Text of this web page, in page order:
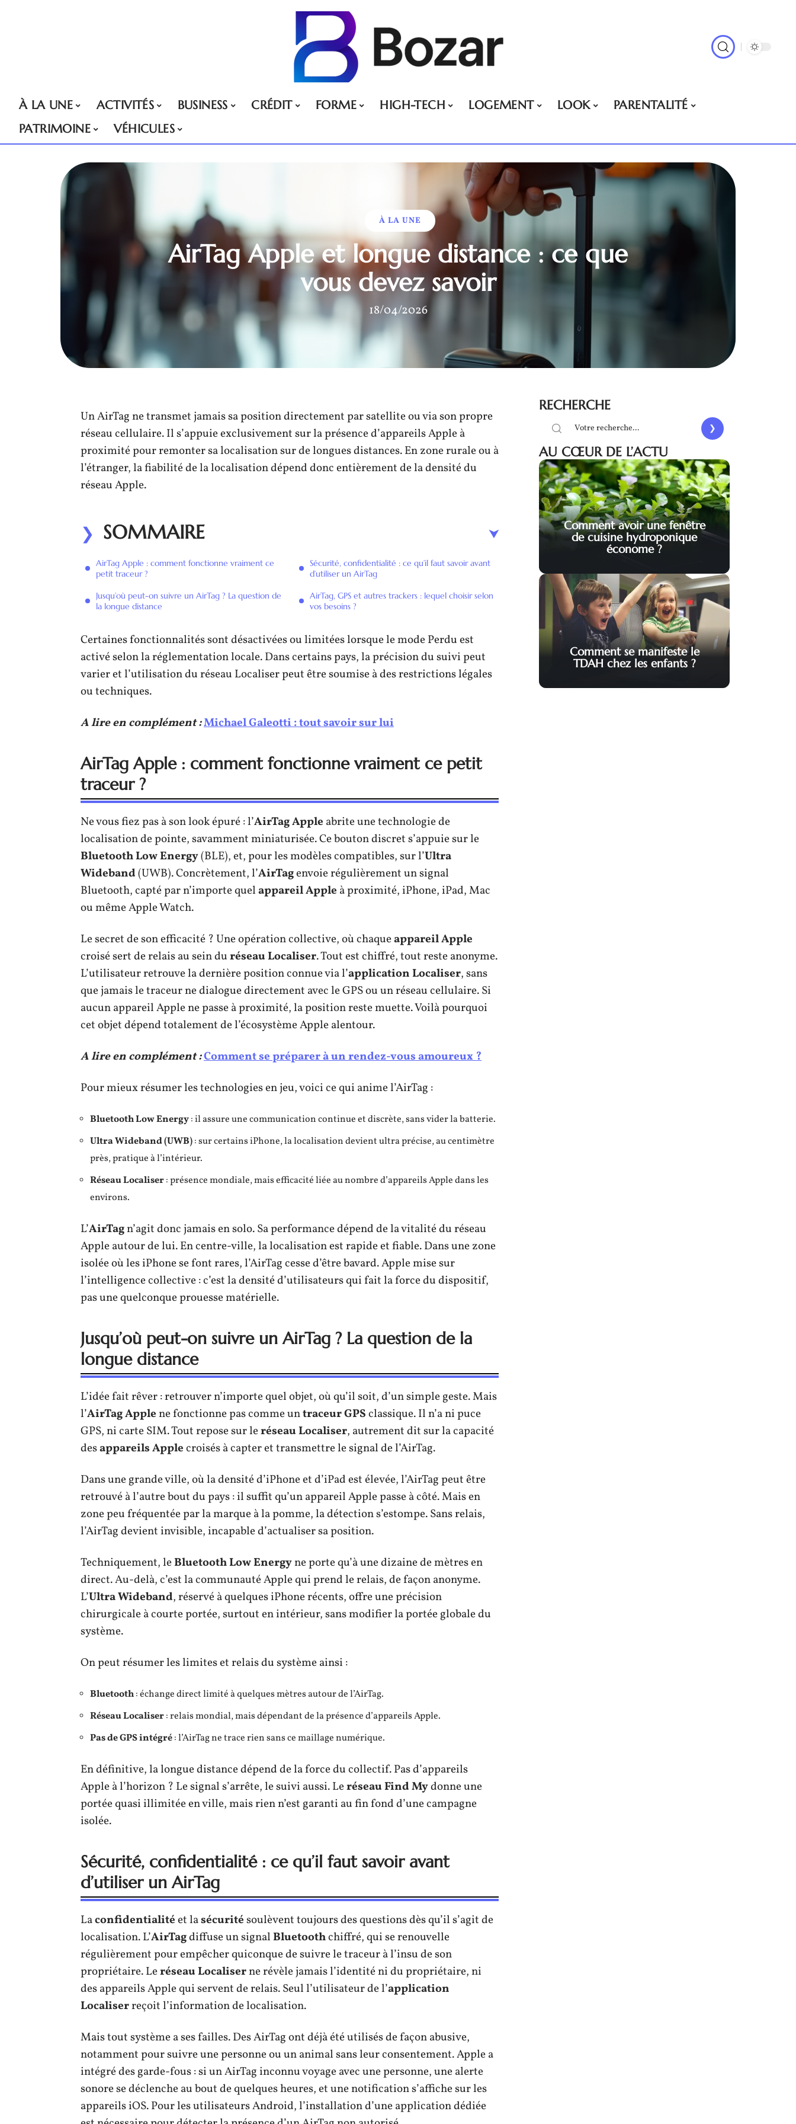
À LA UNE ACTIVITÉS BUSINESS CRÉDIT FORME HIGH-TECH LOGEMENT LOOK
PARENTALITÉ
PATRIMOINE
VÉHICULES
À LA UNE
AirTag Apple et longue distance : ce que
vous devez savoir
18/04/2026
Un AirTag ne transmet jamais sa position directement par satellite ou via son propre
réseau cellulaire. Il s’appuie exclusivement sur la présence d’appareils Apple à
proximité pour remonter sa localisation sur de longues distances. En zone rurale ou à
l’étranger, la fiabilité de la localisation dépend donc entièrement de la densité du
réseau Apple.
SOMMAIRE
AirTag Apple : comment fonctionne vraiment ce
petit traceur ?
Jusqu’où peut-on suivre un AirTag ? La question de
la longue distance
Sécurité, confidentialité : ce qu’il faut savoir avant
d’utiliser un AirTag
AirTag, GPS et autres trackers : lequel choisir selon
vos besoins ?
Certaines fonctionnalités sont désactivées ou limitées lorsque le mode Perdu est
activé selon la réglementation locale. Dans certains pays, la précision du suivi peut
varier et l’utilisation du réseau Localiser peut être soumise à des restrictions légales
ou techniques.
A lire en complément :Michael Galeotti : tout savoir sur lui
AirTag Apple : comment fonctionne vraiment ce petit
traceur ?
Ne vous fiez pas à son look épuré : l’AirTag Apple abrite une technologie de
localisation de pointe, savamment miniaturisée. Ce bouton discret s’appuie sur le
Bluetooth Low Energy(BLE), et, pour les modèles compatibles, sur l’Ultra
Wideband(UWB). Concrètement, l’AirTagenvoie régulièrement un signal
Bluetooth, capté par n’importe quelappareil Apple à proximité, iPhone, iPad, Mac
ou même Apple Watch.
Le secret de son efficacité ? Une opération collective, où chaqueappareil Apple
croisé sert de relais au sein duréseau Localiser. Tout est chiffré, tout reste anonyme.
L’utilisateur retrouve la dernière position connue via l’application Localiser, sans
que jamais le traceur ne dialogue directement avec le GPS ou un réseau cellulaire. Si
aucun appareil Apple ne passe à proximité, la position reste muette. Voilà pourquoi
cet objet dépend totalement de l’écosystème Apple alentour.
A lire en complément :Comment se préparer à un rendez-vous amoureux ?
Pour mieux résumer les technologies en jeu, voici ce qui anime l’AirTag :
Bluetooth Low Energy: il assure une communication continue et discrète, sans vider la batterie.
Ultra Wideband (UWB): sur certains iPhone, la localisation devient ultra précise, au centimètre
près, pratique à l’intérieur.
Réseau Localiser: présence mondiale, mais efficacité liée au nombre d’appareils Apple dans les
environs.
L’AirTagn’agit donc jamais en solo. Sa performance dépend de la vitalité du réseau
Apple autour de lui. En centre-ville, la localisation est rapide et fiable. Dans une zone
isolée où les iPhone se font rares, l’AirTag cesse d’être bavard. Apple mise sur
l’intelligence collective : c’est la densité d’utilisateurs qui fait la force du dispositif,
pas une quelconque prouesse matérielle.
Jusqu’où peut-on suivre un AirTag ? La question de la
longue distance
L’idée fait rêver : retrouver n’importe quel objet, où qu’il soit, d’un simple geste. Mais
l’AirTag Applene fonctionne pas comme untraceur GPSclassique. Il n’a ni puce
GPS, ni carte SIM. Tout repose sur leréseau Localiser, autrement dit sur la capacité
desappareils Applecroisés à capter et transmettre le signal de l’AirTag.
Dans une grande ville, où la densité d’iPhone et d’iPad est élevée, l’AirTag peut être
retrouvé à l’autre bout du pays : il suffit qu’un appareil Apple passe à côté. Mais en
zone peu fréquentée par la marque à la pomme, la détection s’estompe. Sans relais,
l’AirTag devient invisible, incapable d’actualiser sa position.
Techniquement, leBluetooth Low Energyne porte qu’à une dizaine de mètres en
direct. Au-delà, c’est la communauté Apple qui prend le relais, de façon anonyme.
L’Ultra Wideband, réservé à quelques iPhone récents, offre une précision
chirurgicale à courte portée, surtout en intérieur, sans modifier la portée globale du
système.
On peut résumer les limites et relais du système ainsi :
Bluetooth: échange direct limité à quelques mètres autour de l’AirTag.
Réseau Localiser: relais mondial, mais dépendant de la présence d’appareils Apple.
Pas de GPS intégré: l’AirTag ne trace rien sans ce maillage numérique.
En définitive, la longue distance dépend de la force du collectif. Pas d’appareils
Apple à l’horizon ? Le signal s’arrête, le suivi aussi. Leréseau Find Mydonne une
portée quasi illimitée en ville, mais rien n’est garanti au fin fond d’une campagne
isolée.
Sécurité, confidentialité : ce qu’il faut savoir avant
d’utiliser un AirTag
Laconfidentialitéet lasécuritésoulèvent toujours des questions dès qu’il s’agit de
localisation. L’AirTagdiffuse un signalBluetoothchiffré, qui se renouvelle
régulièrement pour empêcher quiconque de suivre le traceur à l’insu de son
propriétaire. Leréseau Localiserne révèle jamais l’identité ni du propriétaire, ni
des appareils Apple qui servent de relais. Seul l’utilisateur de l’application
Localiserreçoit l’information de localisation.
Mais tout système a ses failles. Des AirTag ont déjà été utilisés de façon abusive,
notamment pour suivre une personne ou un animal sans leur consentement. Apple a
intégré des garde-fous : si un AirTag inconnu voyage avec une personne, une alerte
sonore se déclenche au bout de quelques heures, et une notification s’affiche sur les
appareils iOS. Pour les utilisateurs Android, l’installation d’une application dédiée
RECHERCHE
AU CŒUR DE L’ACTU
Comment avoir une fenêtre
de cuisine hydroponique
économe ?
Comment se manifeste le
TDAH chez les enfants ?